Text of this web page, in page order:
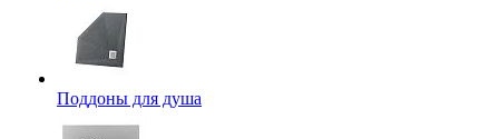
Поддоны для душа